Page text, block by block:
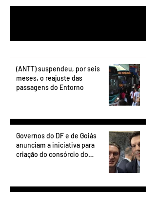
(ANTT) suspendeu, por seis
meses, o reajuste das
passagens do Entorno
Governos do DF e de Goiás
anunciam a iniciativa para
criação do consórcio do